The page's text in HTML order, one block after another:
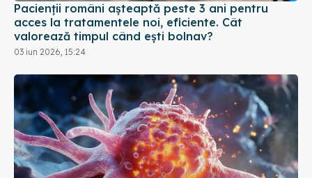
Pacienții români așteaptă peste 3 ani pentru
acces la tratamentele noi, eficiente. Cât
valorează timpul când ești bolnav?
03 iun 2026, 15:24